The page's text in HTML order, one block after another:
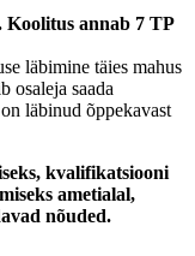
Koolitus annab 7 TP
läbimine täies mahus
osaleja saada
läbinud õppekavast
kvalifikatsiooni
ametialal,
nõuded.